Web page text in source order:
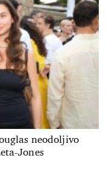
neodoljivo
Jones